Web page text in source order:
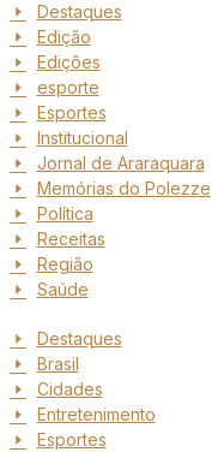
Destaques
Edição
Edições
esporte
Esportes
Institucional
Jornal de Araraquara
Memórias do Polezze
Política
Receitas
Região
Saúde
Destaques
Brasil
Cidades
Entretenimento
Esportes